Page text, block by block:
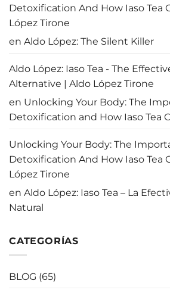
Detoxification And How Iaso Tea
López Tirone
en Aldo López: The Silent Killer
Aldo López: Iaso Tea - The
Alternative | Aldo López Tirone
en Unlocking Your Body: The
Detoxification and How Iaso Tea
Unlocking Your Body: The
Detoxification And How Iaso Tea
López Tirone
en Aldo López: Iaso Tea – La
Natural
CATEGORÍAS
BLOG (65)